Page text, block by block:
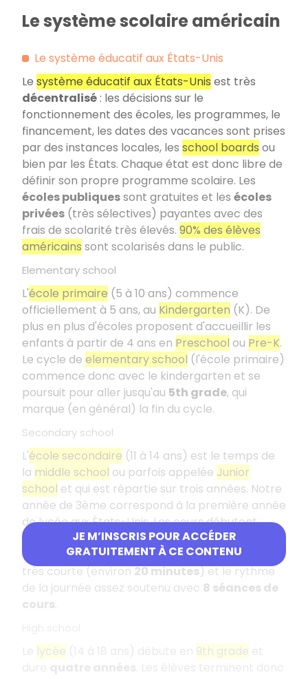
JE M’INSCRIS POUR ACCÉDER
GRATUITEMENT À CE CONTENU
Le système scolaire américain
Le système éducatif aux États-Unis
Le système éducatif aux États-Unis est très
décentralisé: les décisions sur le
fonctionnement des écoles, les programmes, le
financement, les dates des vacances sont prises
par des instances locales, les school boards ou
bien par les États. Chaque état est donc libre de
définir son propre programme scolaire. Les
écoles publiquessont gratuites et les écoles
privées (très sélectives) payantes avec des
frais de scolarité très élevés. 90% des élèves
américains sont scolarisés dans le public.
Elementary school
L'école primaire (5 à 10 ans) commence
officiellement à 5 ans, au Kindergarten (K). De
plus en plus d'écoles proposent d'accueillir les
enfants à partir de 4 ans en Preschool ou Pre-K.
Le cycle de elementary school (l'école primaire)
commence donc avec le kindergarten et se
poursuit pour aller jusqu'au 5th grade, qui
marque (en général) la fin du cycle.
Secondary school
L'école secondaire (11 à 14 ans) est le temps de
la middle school ou parfois appelée Junior
school et qui est répartie sur trois années. Notre
année de 3ème correspond à la première année
de lycée aux États-Unis. Les cours débutent
entre
8h et 8h30et se terminent vers15h
ceci du lundi au vendredi. La pause de midi est
très courte (environ20 minutes) et le rythme
de la journée assez soutenu avec 8 séances de
cours.
lycée 9th grade